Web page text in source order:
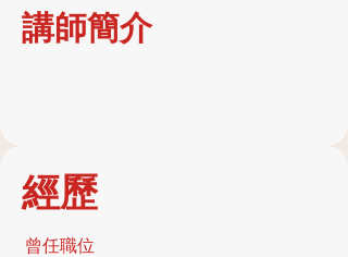
講師簡介
經歷
​曾任職位